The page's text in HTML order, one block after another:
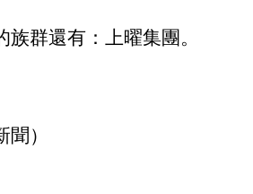
群還有：上曜集團。
聞）